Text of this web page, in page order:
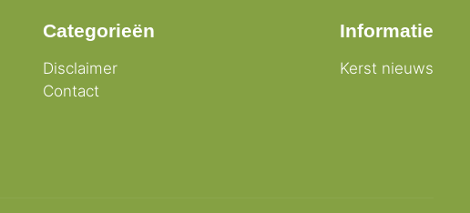
Categorieën
Disclaimer
Contact
Informatie
Kerst nieuws